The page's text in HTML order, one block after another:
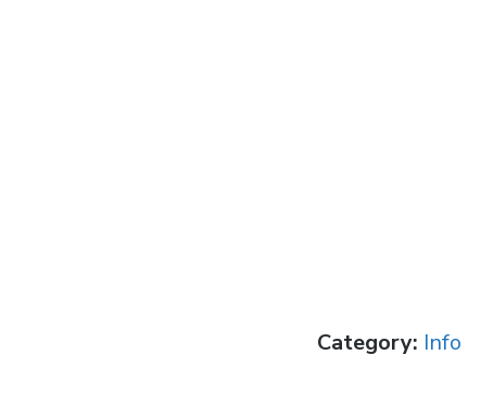
Category: Info